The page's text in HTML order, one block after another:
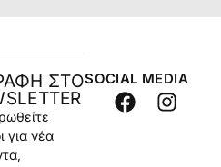
ΣΤΟ
για νέα
SOCIAL MEDIA